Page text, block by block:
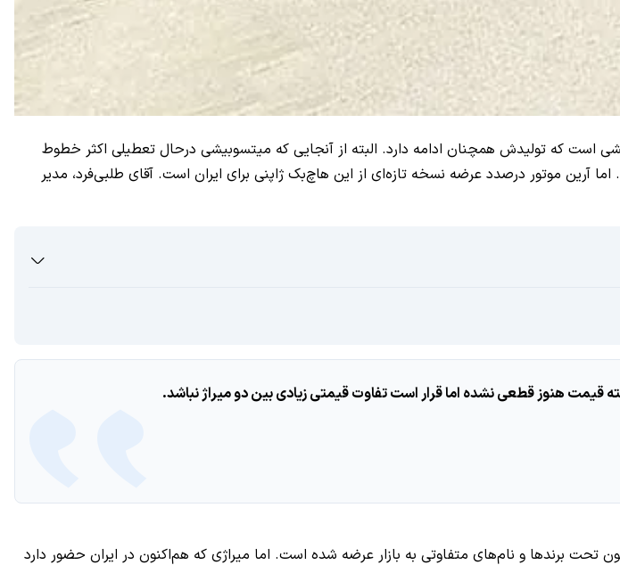
محصول قدیمی میتسوبیشی است که تولیدش همچنان ادامه دارد. البته از آنجایی که میتسوبیشی درحال تعطیلی اکثر خطوط
آرین موتور درصدد عرضه نسخه تازه‌ای از این هاچ‌بک ژاپنی برای ایران است. آقای طلبی‌فرد، مدیر
تاکنون تحت برندها و نام‌های متفاوتی به بازار عرضه شده است. اما میراژی که هم‌اکنون در ایران حضور دارد